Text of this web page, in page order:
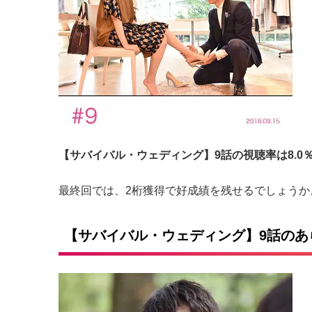
【サバイバル・ウェディング】9話の視聴率は8.0％
最終回では、2桁獲得で好成績を残せるでしょうか
【サバイバル・ウェディング】9話のあ